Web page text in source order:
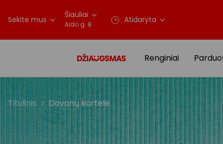
Sekite mus Šiauliai
Aido g. 8 Atidaryta
Renginiai
Titulinis Dovanų kortelė